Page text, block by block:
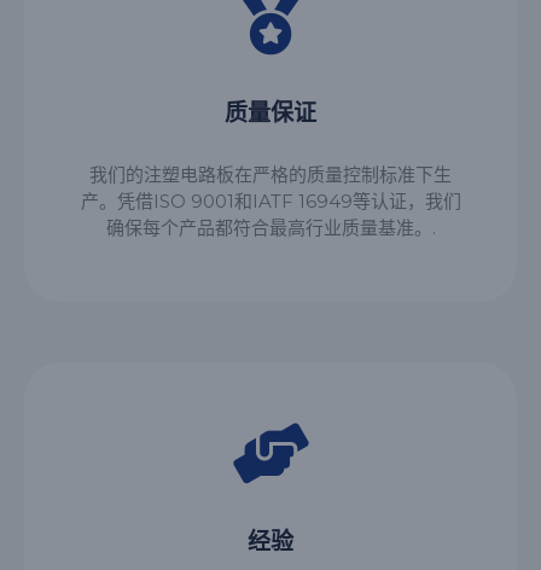
质量保证
我们的注塑电路板在严格的质量控制标准下生
产。凭借ISO 9001和IATF 16949等认证，我们
确保每个产品都符合最高行业质量基准。.
经验